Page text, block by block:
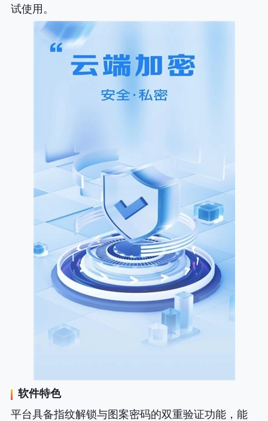
试使用。
软件特色
平台具备指纹解锁与图案密码的双重验证功能，能